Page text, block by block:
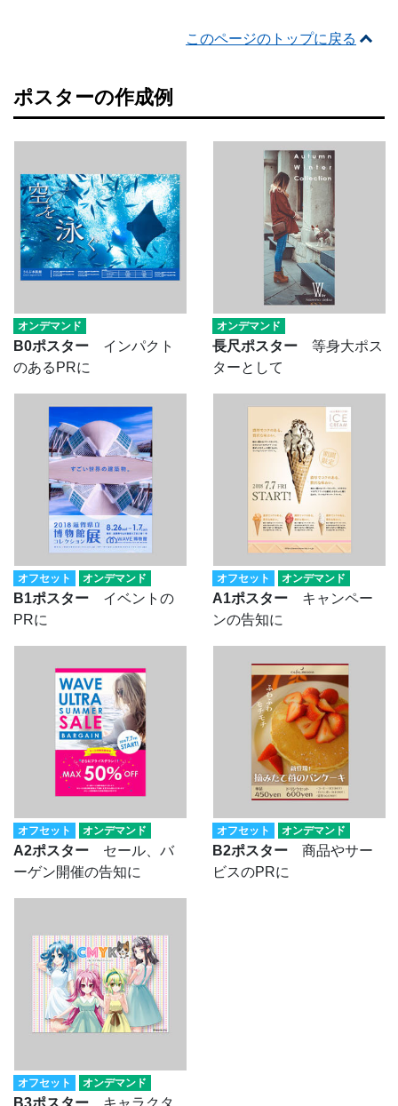
このページのトップに戻る
ポスターの作成例
オンデマンド
B0ポスター インパクト
のあるPRに
オンデマンド
長尺ポスター 等身大ポス
ターとして
オフセット オンデマンド
B1ポスター イベントの
PRに
オフセット オンデマンド
A1ポスター キャンペー
ンの告知に
オフセット オンデマンド
A2ポスター セール、バ
ーゲン開催の告知に
オフセット オンデマンド
B2ポスター 商品やサー
ビスのPRに
オフセット オンデマンド
B3ポスター キャラクタ